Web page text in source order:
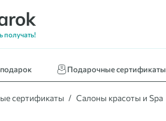
получать!
Подарочные сертификаты
Книги
сертификаты Салоны красоты и Spa